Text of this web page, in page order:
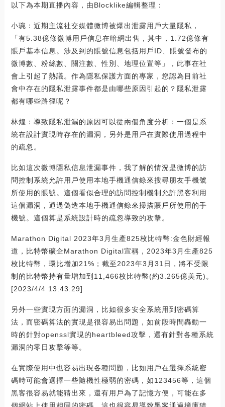
以下為本期直播內容，由Blocklike編輯整理：
小琬：近期主流社交媒體微博被爆出泄露用戶大量隱私，
「有5.38億條微博用戶信息在暗網出售，其中，1.72億條有
賬戶基本信息。涉及到的賬號信息包括用戶ID、賬號發布的
微博數、粉絲數、關注數、性別、地理位置等」，此事在社
會上引起了熱議。作為隱私保護方面的專家，您認為目前社
會中存在的隱私泄露事件都是由哪些原因引起的？隱私泄露
都有哪些路徑呢？
林煌：導致隱私泄漏的原因可以從兩個角度分析：一個是系
統在設計實現時存在的漏洞，另外是用戶在實際使用過程中
的疏忽。
比如這次微博隱私信息泄漏事件，我了解的情況是微博的訪
問控制系統允許用戶使用本地手機通信錄來搜尋朋友手機號
所使用的賬號。這個看似合理的訪問控制機制允許黑客利用
這個漏洞，通過偽造本地手機通信錄來掃描賬戶所使用的手
機號。這個算是系統設計時的疏忽導致的攻擊。
Marathon Digital 2023年3月生產825枚比特幣:金色財經報
道，比特幣礦企Marathon Digital宣稱，2023年3月生產825
枚比特幣，環比增加21%；截至2023年3月31日，將不受限
制的比特幣持有量增加到11,466枚比特幣(約3.265億美元)。
[2023/4/4 13:43:29]
另外一些實現方面的漏洞，比如很多安全系統用到密碼算
法，而密碼算法的實現是很容易出問題，如前段時間轟動一
時的針對openssl實現的heartbleed攻擊，還有針對各種系統
漏洞的零日攻擊等等。
在實際使用中也容易出現各種問題，比如用戶在選擇系統密
碼時可能會選擇一些隨機性極弱的密碼，如123456等，這個
黑客很容易就能猜出來，還有用戶為了記憶方便，可能在多
個網站上使用相同的密碼，這也很容易導致黑客通過撞庫猜